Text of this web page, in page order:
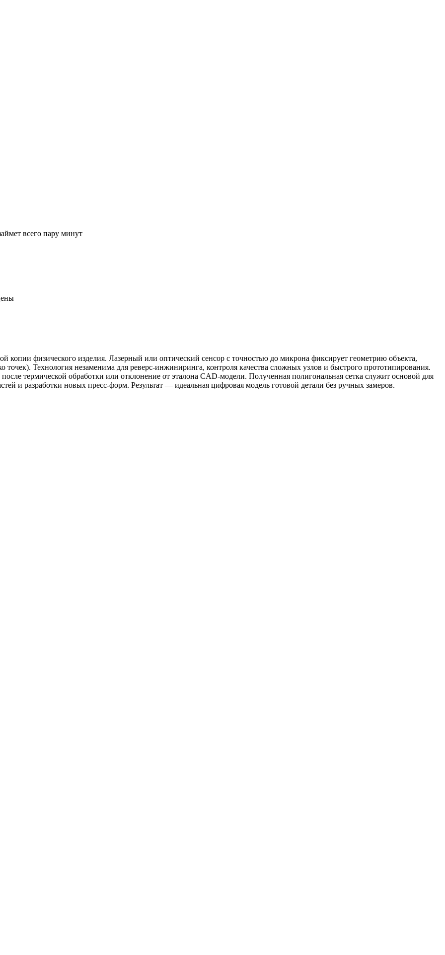
всего пару минут
копии физического изделия. Лазерный или оптический сенсор с точностью до микрона фиксирует геометрию объекта,
Технология незаменима для реверс-инжиниринга, контроля качества сложных узлов и быстрого прототипирования.
термической обработки или отклонение от эталона CAD-модели. Полученная полигональная сетка служит основой для
и разработки новых пресс-форм. Результат — идеальная цифровая модель готовой детали без ручных замеров.